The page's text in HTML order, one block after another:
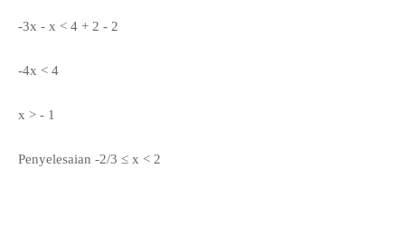
-3x - x < 4 + 2 - 2
-4x < 4
x > - 1
Penyelesaian -2/3 ≤ x < 2